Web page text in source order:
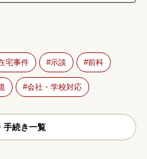
宅事件 示談 前科
会社・学校対応
手続き一覧